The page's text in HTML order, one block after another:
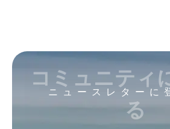
ニュースレターに
コミュニティ
る